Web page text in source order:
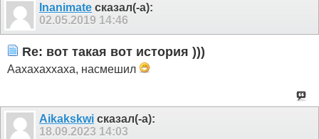
Inanimate сказал(-а):
02.05.2019 14:46
Re: вот такая вот история )))
Аахахаххаха, насмешил
Aikakskwi сказал(-а):
18.09.2023 14:03